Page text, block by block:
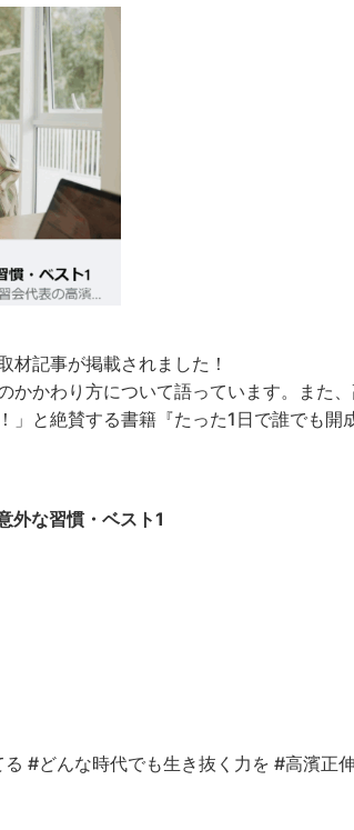
材記事が掲載されました！
かわり方について語っています。また、
」と絶賛する書籍『たった1日で誰でも
外な習慣・ベスト1
#どんな時代でも生き抜く力を #高濱正